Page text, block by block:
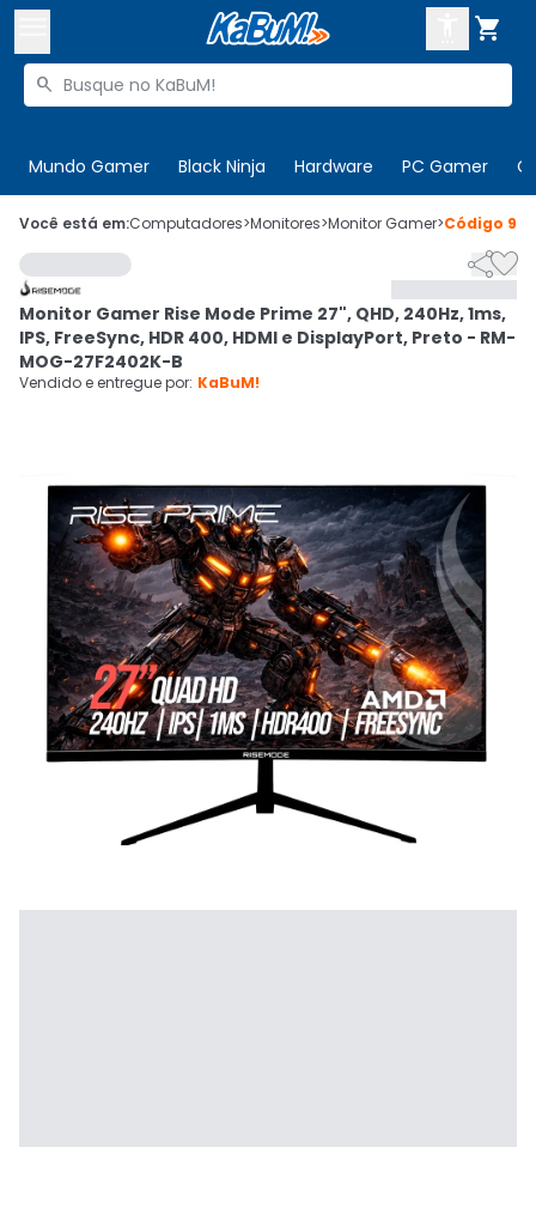

Buscar produtos

Mundo Gamer Black Ninja Hardware PC Gamer
 Olá. Acesse sua conta
 Departamentos
Cupons
Mais Vendidos
CADASTRE-SE
Você está em:Computadores>Monitores>Monitor Gamer>Código

Monitor Gamer Rise Mode Prime 27", QHD, 240Hz, 1ms,
IPS, FreeSync, HDR 400, HDMI e DisplayPort, Preto - RM-
MOG-27F2402K-B
Vendido e entregue por: KaBuM!